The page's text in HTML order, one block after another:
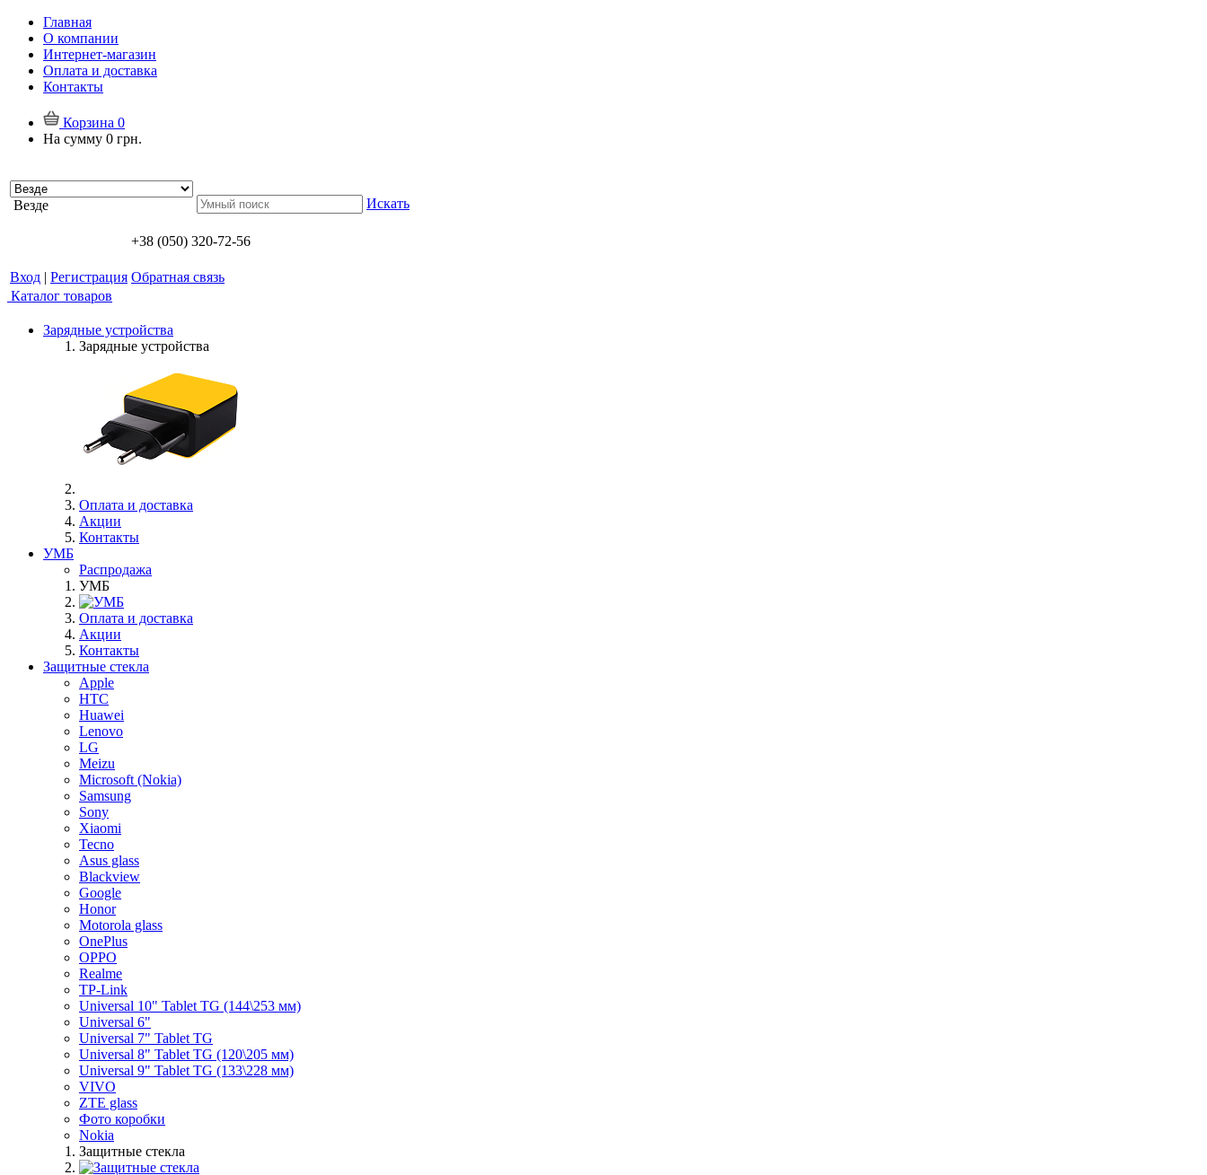
Главная
О компании
Интернет-магазин
Оплата и доставка
Контакты
Корзина 0
На сумму 0 грн.
Везде Искать
+38 (050) 320-72-56
Вход | Регистрация Обратная связь
Каталог товаров
Зарядные устройства
Зарядные устройства
Оплата и доставка
Акции
Контакты
УМБ
Распродажа
УМБ
Оплата и доставка
Акции
Контакты
Защитные стекла
Apple
HTC
Huawei
Lenovo
LG
Meizu
Microsoft (Nokia)
Samsung
Sony
Xiaomi
Tecno
Asus glass
Blackview
Google
Honor
Motorola glass
OnePlus
OPPO
Realme
TP-Link
Universal 10" Tablet TG (144\253 мм)
Universal 6"
Universal 7" Tablet TG
Universal 8" Tablet TG (120\205 мм)
Universal 9" Tablet TG (133\228 мм)
VIVO
ZTE glass
Фото коробки
Nokia
Защитные стекла